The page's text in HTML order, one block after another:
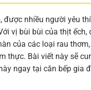
được nhiều người yêu
vị bùi bùi của thịt ếch,
của các loại rau thơm,
thực. Bài viết này sẽ
ngay tại căn bếp gia